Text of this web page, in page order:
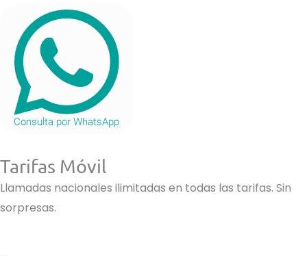
Consulta por WhatsApp
Tarifas Móvil
Llamadas nacionales ilimitadas en todas las tarifas. Sin
sorpresas.